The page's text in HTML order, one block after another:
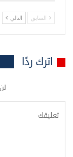
السابق التالي
اترك ردًا